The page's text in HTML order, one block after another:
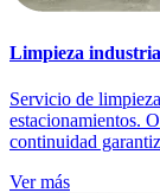
Limpieza
Servicio de
estacionamientos.
continuidad
Ver más